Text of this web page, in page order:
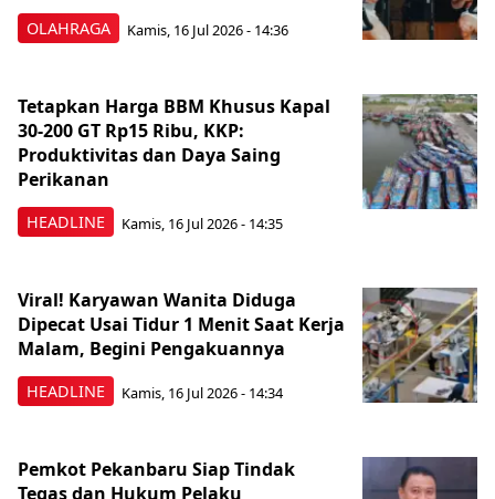
OLAHRAGA Kamis, 16 Jul 2026 - 14:36
HEADLINE
Tetapkan Harga BBM Khusus Kapal
30-200 GT Rp15 Ribu, KKP:
Produktivitas dan Daya Saing
Perikanan
Kamis, 16 Jul 2026 - 14:35
HEADLINE
Viral! Karyawan Wanita Diduga
Dipecat Usai Tidur 1 Menit Saat Kerja
Malam, Begini Pengakuannya
Kamis, 16 Jul 2026 - 14:34
Pemkot Pekanbaru Siap Tindak
Tegas dan Hukum Pelaku